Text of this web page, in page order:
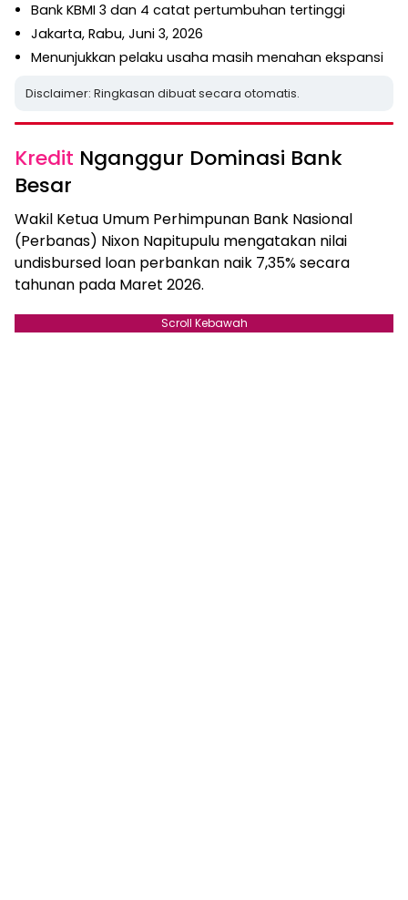
Bank KBMI 3 dan 4 catat pertumbuhan tertinggi
Jakarta, Rabu, Juni 3, 2026
Menunjukkan pelaku usaha masih menahan ekspansi
Disclaimer: Ringkasan dibuat secara otomatis.
Kredit Nganggur Dominasi Bank
Besar
Wakil Ketua Umum Perhimpunan Bank Nasional
(Perbanas) Nixon Napitupulu mengatakan nilai
undisbursed loan perbankan naik 7,35% secara
tahunan pada Maret 2026.
Scroll Kebawah